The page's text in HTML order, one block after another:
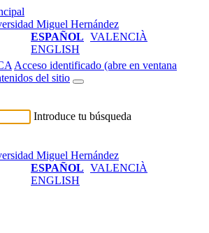
ESPAÑOL VALENCIÀ
ENGLISH
Acceso identificado (abre en ventana
del sitio
Introduce tu búsqueda
ESPAÑOL VALENCIÀ
ENGLISH